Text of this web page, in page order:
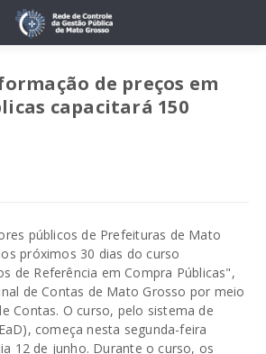
de preços em
capacitará 150
públicos de Prefeituras de Mato
próximos 30 dias do curso
de Referência em Compra Públicas",
de Contas de Mato Grosso por meio
Contas. O curso, pelo sistema de
começa nesta segunda-feira
12 de junho. Durante o curso, os